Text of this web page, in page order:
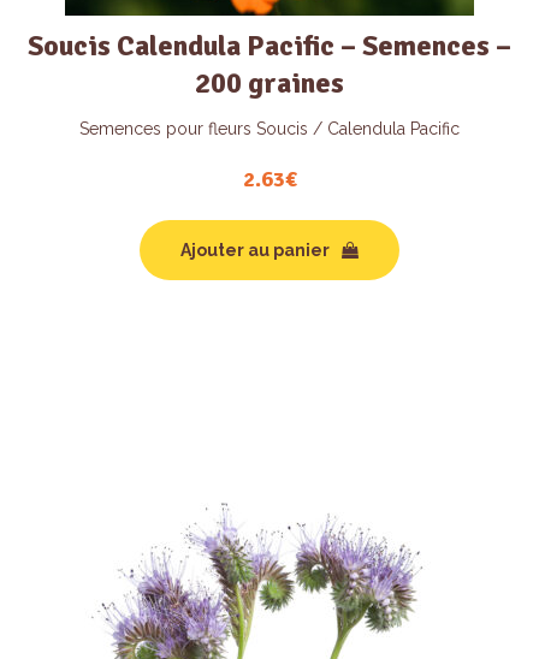
Soucis Calendula Pacific – Semences –
200 graines
Semences pour fleurs Soucis / Calendula Pacific
2.63€
Ajouter au panier